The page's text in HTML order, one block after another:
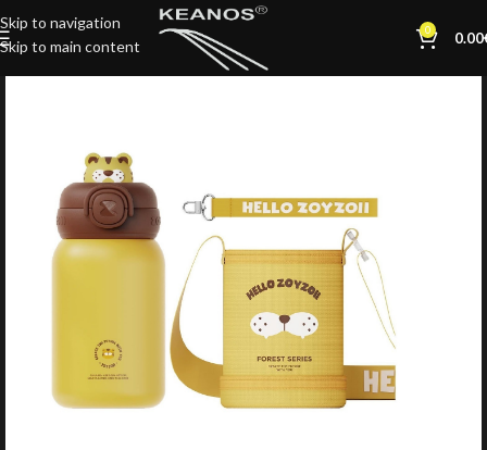
Skip to navigation
Skip to main content
0 0.00